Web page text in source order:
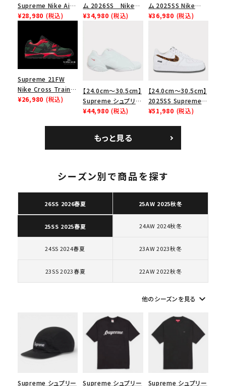
ショルダー・ウエストバッグ
ボックスロゴ ブラックスウェット
カテゴリーから探す
コラボレーションブランドから探す
並び順
Supreme Nike Air
Force 1 Low シュプ
ース１スニーカー シ
ューズ ホワイト
¥28,980 (税込)
ム 2026SS Nike
SB Air Max 2 CB 94
¥34,980 (税込)
ム 2025SS Nike
Leather Shoulder
¥36,980 (税込)
Supreme 21FW
Nike Cross Trainer
Low ナイキクロスト
¥26,980 (税込)
【24.0cm～30.5cm】
Supreme シュプリー
ム 2023AW Nike
カー ホワイト 白
¥44,980 (税込)
【24.0cm～30.5cm】
2025SS Supreme
GOODENOUGH
ムグッドイナフ ナイキ
エアフォース１スニー
ト
¥51,980 (税込)
もっと見る
シーズン別で商品を探す
26SS 2026春夏 25AW 2025秋冬
25SS 2025春夏 24AW 2024秋冬
24SS 2024春夏 23AW 2023秋冬
23SS 2023春夏 22AW 2022秋冬
他のシーズンを見る keyboard_arrow_down
Supreme シュプリー
Supreme シュプリー
Supreme シュプリー